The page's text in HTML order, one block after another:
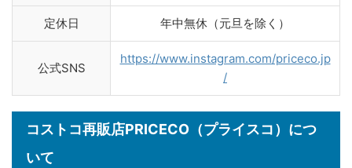
定休日 年中無休（元旦を除く）
公式SNS
https://www.instagram.com/priceco.jp
/
コストコ再販店PRICECO（プライスコ）につ
いて